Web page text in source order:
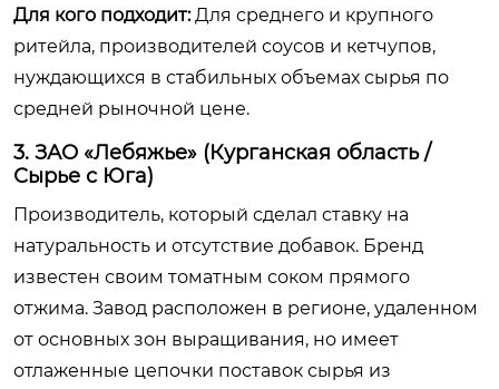
Для кого подходит:Для среднего и крупного
ритейла, производителей соусов и кетчупов,
нуждающихся в стабильных объемах сырья по
средней рыночной цене.
3. ЗАО «Лебяжье» (Курганская область /
Сырье с Юга)
Производитель, который сделал ставку на
натуральность и отсутствие добавок. Бренд
известен своим томатным соком прямого
отжима. Завод расположен в регионе, удаленном
от основных зон выращивания, но имеет
отлаженные цепочки поставок сырья из